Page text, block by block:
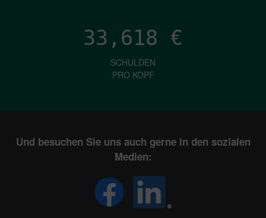
33,618 €
SCHULDEN
PRO KOPF
Und besuchen Sie uns auch gerne in den sozialen
Medien: